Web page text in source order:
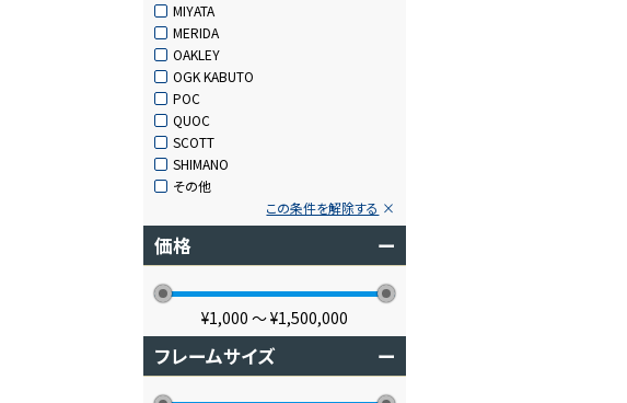
MIYATA
MERIDA
OAKLEY
OGK KABUTO
POC
QUOC
SCOTT
SHIMANO
その他
この条件を解除する
価格 ー
¥1,000 〜¥1,500,000
フレームサイズ ー